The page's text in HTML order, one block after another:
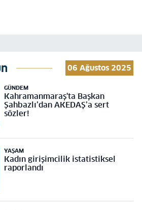
06 Ağustos 2025
GÜNDEM
Kahramanmaraş'ta Başkan
Şahbazlı’dan AKEDAŞ’a sert
sözler!
YAŞAM
Kadın girişimcilik istatistiksel
raporlandı